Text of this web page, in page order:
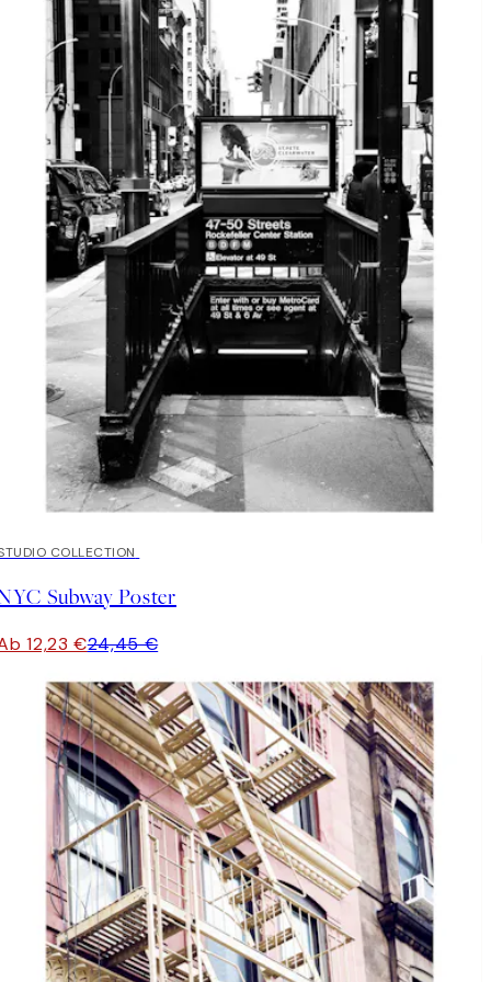
COLLECTION
Subway Poster
12,23 €24,45 €